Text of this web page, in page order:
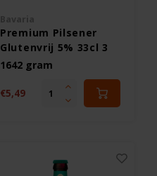
Premium Pilsener
Glutenvrij 5% 33cl 3
stuks
1642 gram
€5,49